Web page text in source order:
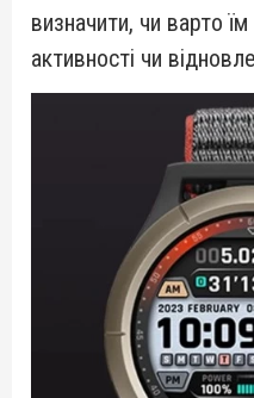
визначити, чи варто
активності чи